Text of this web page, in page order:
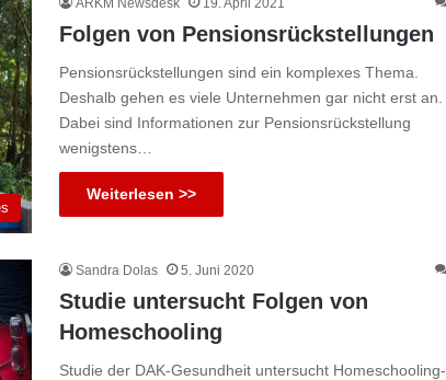
ARKM Newsdesk 19. April 2021
Folgen von Pensionsrückstellungen
Pensionsrückstellungen sind ein komplexes Thema.
Deshalb gehen es viele Unternehmen gar nicht erst an.
Dabei sind Informationen zur Pensionsrückstellung
wenigstens…
Weiterlesen >>
Sandra Dolas 5. Juni 2020
Studie untersucht Folgen von
Homeschooling
Studie der DAK-Gesundheit untersucht Homeschooling-